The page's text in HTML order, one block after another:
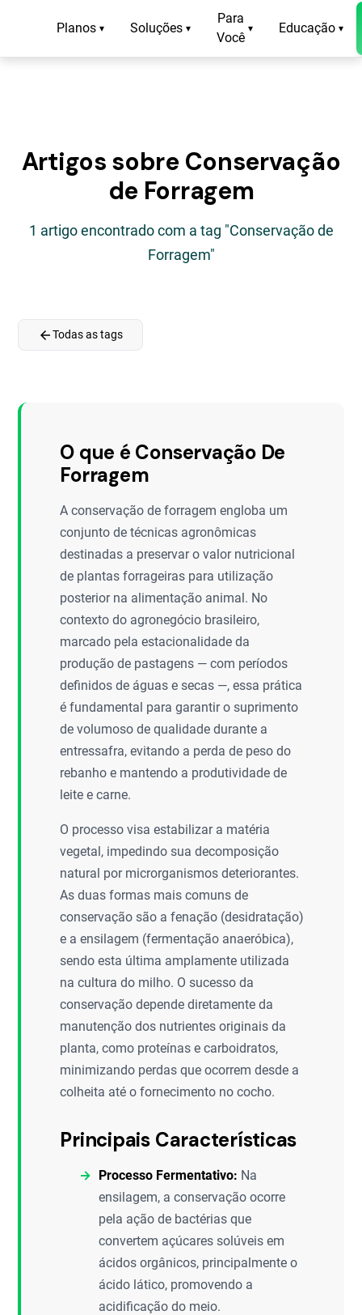
Planos ▾ Soluções ▾
Para
Você
▾ Educação ▾
Artigos sobre Conservação
de Forragem
1 artigo encontrado com a tag "Conservação de
Forragem"
arrow_backTodas as tags
O que é Conservação De
Forragem
A conservação de forragem engloba um
conjunto de técnicas agronômicas
destinadas a preservar o valor nutricional
de plantas forrageiras para utilização
posterior na alimentação animal. No
contexto do agronegócio brasileiro,
marcado pela estacionalidade da
produção de pastagens — com períodos
definidos de águas e secas —, essa prática
é fundamental para garantir o suprimento
de volumoso de qualidade durante a
entressafra, evitando a perda de peso do
rebanho e mantendo a produtividade de
leite e carne.
O processo visa estabilizar a matéria
vegetal, impedindo sua decomposição
natural por microrganismos deteriorantes.
As duas formas mais comuns de
conservação são a fenação (desidratação)
e a ensilagem (fermentação anaeróbica),
sendo esta última amplamente utilizada
na cultura do milho. O sucesso da
conservação depende diretamente da
manutenção dos nutrientes originais da
planta, como proteínas e carboidratos,
minimizando perdas que ocorrem desde a
colheita até o fornecimento no cocho.
Principais Características
Processo Fermentativo: Na
ensilagem, a conservação ocorre
pela ação de bactérias que
convertem açúcares solúveis em
ácidos orgânicos, principalmente o
ácido lático, promovendo a
acidificação do meio.